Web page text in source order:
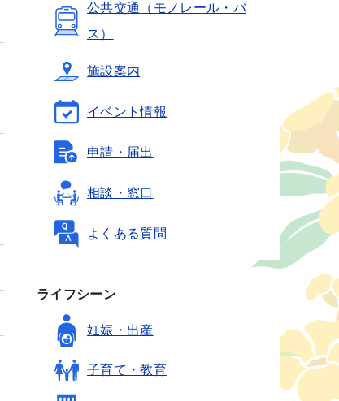
公共交通
（モノレール・バ
ス）
施設案内
イベント情報
申請・届出
相談・窓口
よくある質問
ライフシーン
妊娠・出産
子育て・教育